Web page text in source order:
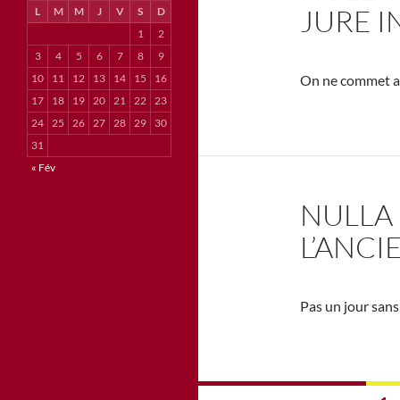
JURE
On ne commet
NULLA
Pas un jour
L M M J V S
D
1
2
3
4 5 6 7 8
9
10
11 12 13 14 15
16
17
18 19 20 21 22 23
24 25 26 27 28 29
30
31
« Fév